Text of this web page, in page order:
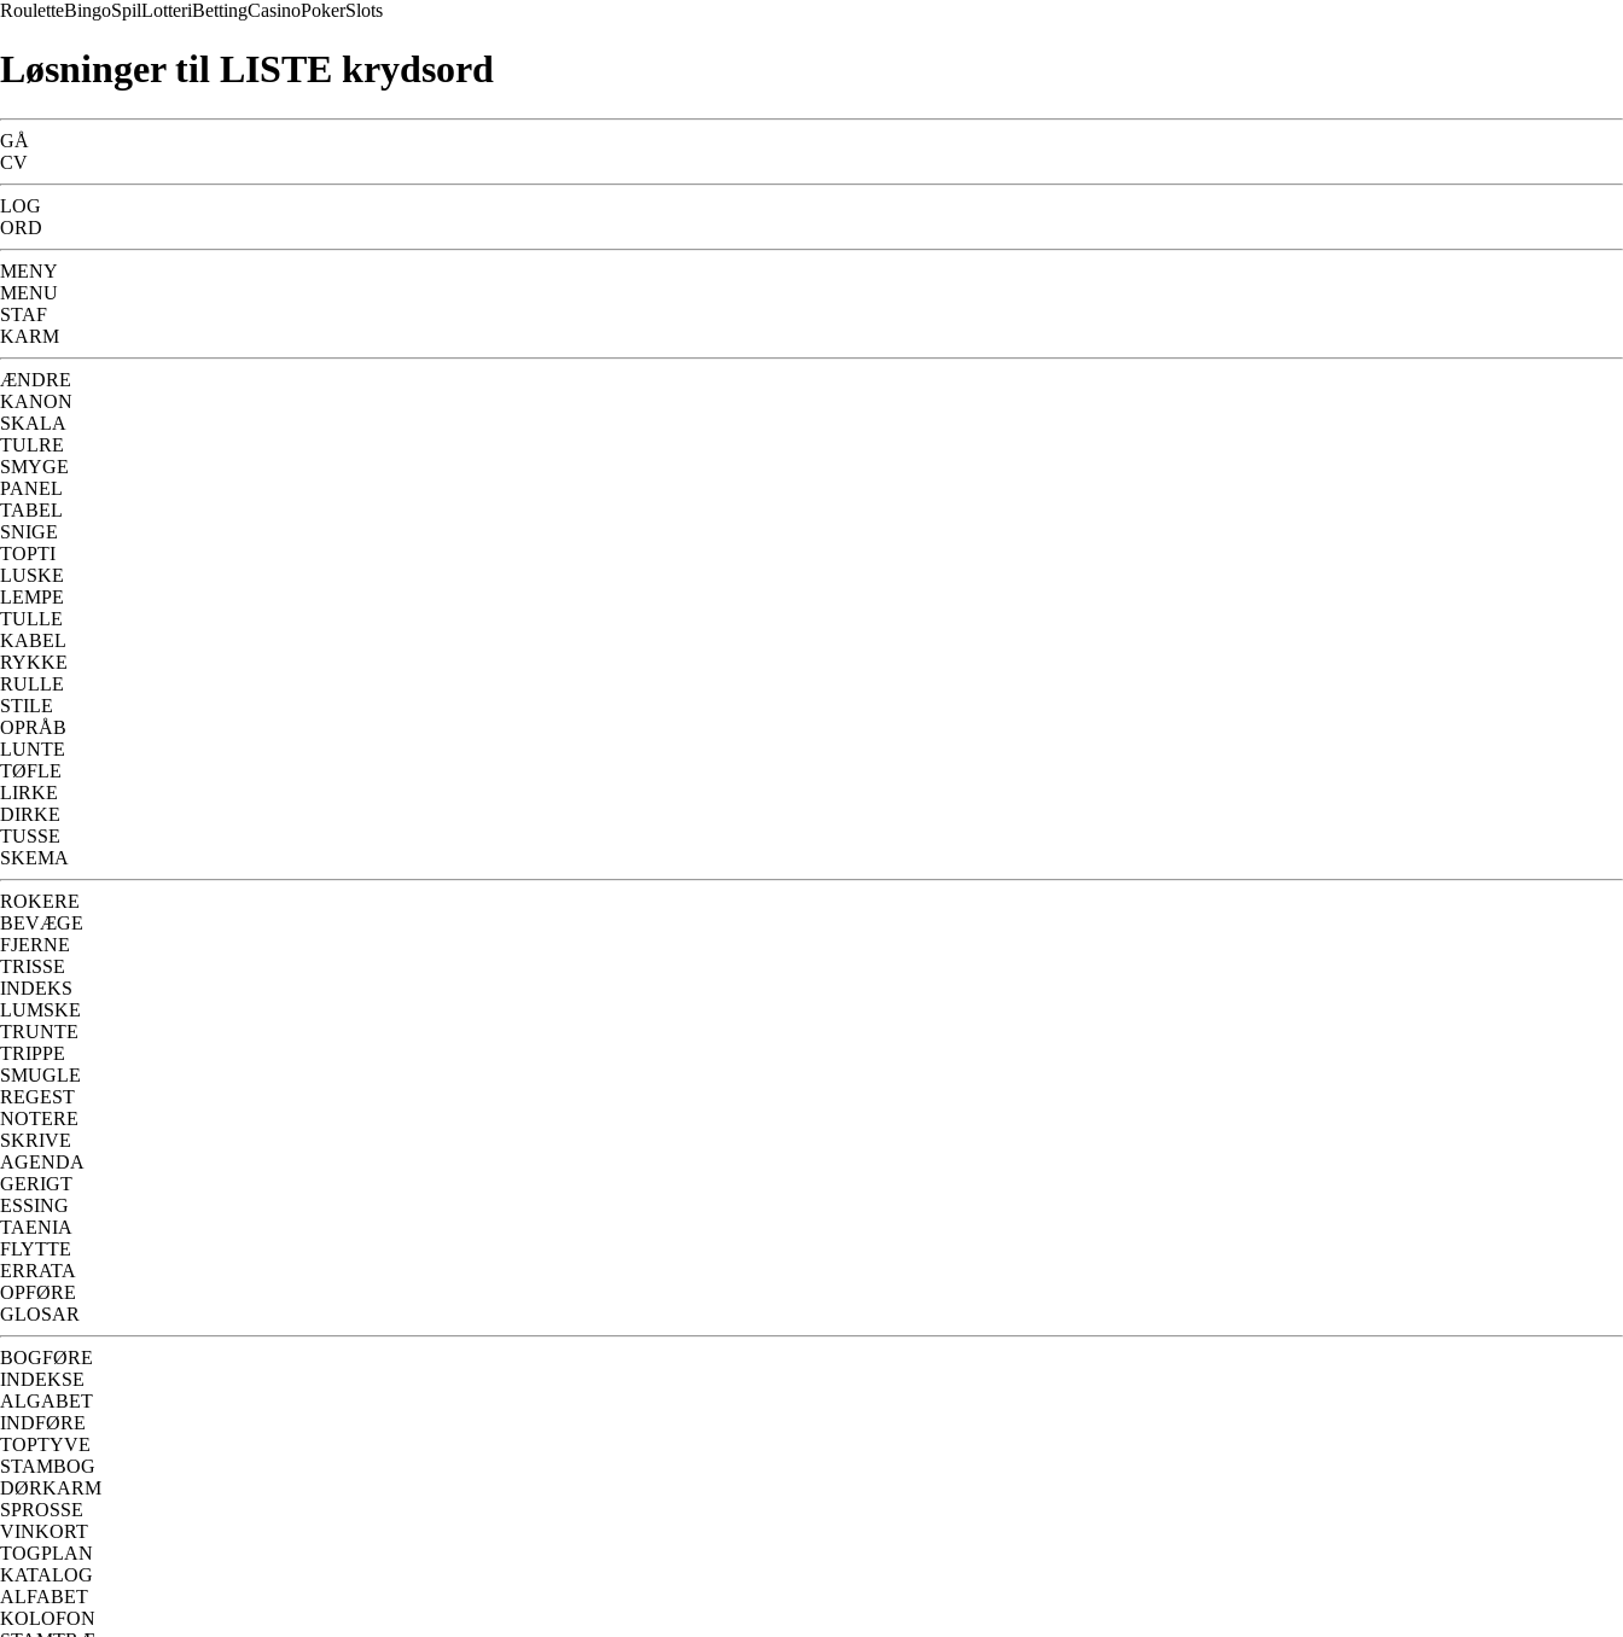
RouletteBingoSpilLotteriBettingCasinoPokerSlots
Løsninger til LISTE krydsord
GÅ
CV
LOG
ORD
MENY
MENU
STAF
KARM
ÆNDRE
KANON
SKALA
TULRE
SMYGE
PANEL
TABEL
SNIGE
TOPTI
LUSKE
LEMPE
TULLE
KABEL
RYKKE
RULLE
STILE
OPRÅB
LUNTE
TØFLE
LIRKE
DIRKE
TUSSE
SKEMA
ROKERE
BEVÆGE
FJERNE
TRISSE
INDEKS
LUMSKE
TRUNTE
TRIPPE
SMUGLE
REGEST
NOTERE
SKRIVE
AGENDA
GERIGT
ESSING
TAENIA
FLYTTE
ERRATA
OPFØRE
GLOSAR
BOGFØRE
INDEKSE
ALGABET
INDFØRE
TOPTYVE
STAMBOG
DØRKARM
SPROSSE
VINKORT
TOGPLAN
KATALOG
ALFABET
KOLOFON